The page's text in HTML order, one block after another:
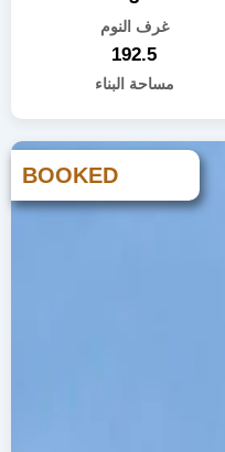
غرف النوم
192.5
مساحة البناء
BOOKED